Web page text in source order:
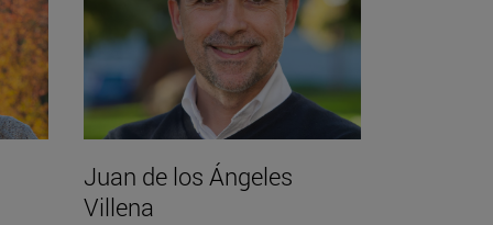
Juan de los Ángeles
Villena